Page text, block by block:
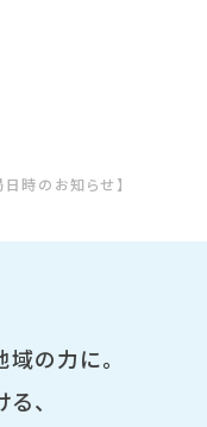
時のお知らせ】
の力に。
、